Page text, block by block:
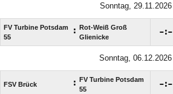
Sonntag, 29.11.2026
FV Turbine Potsdam
55
: Rot-Weiß Groß
Glienicke
:
Sonntag, 06.12.2026
FSV Brück : FV Turbine Potsdam
55
: